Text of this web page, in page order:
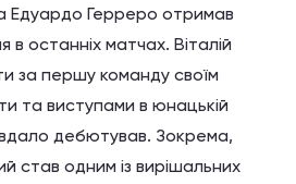
Едуардо Герреро отримав
останніх матчах. Віталій
за першу команду своїм
та виступами в юнацькій
дебютував. Зокрема,
став одним із вирішальних